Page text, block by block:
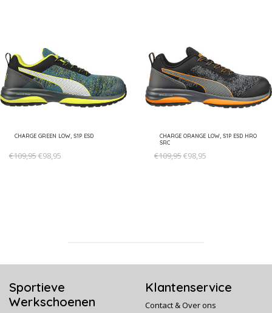
CHARGE GREEN LOW, S1P ESD
€109,95€98,95
CHARGE ORANGE LOW, S1P ESD HRO
SRC
€109,95€98,95
Sportieve
Werkschoenen
Klantenservice
Contact & Over ons